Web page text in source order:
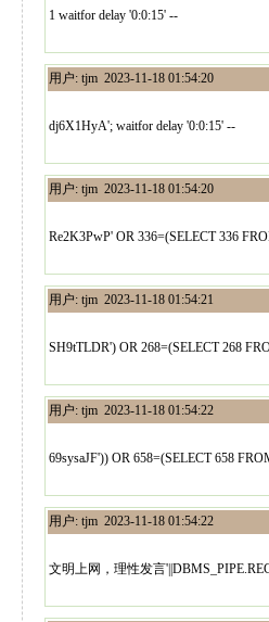
1 waitfor delay '0:0:15' --
用户: tjm 2023-11-18 01:54:20
dj6X1HyA'; waitfor delay '0:0:15' --
用户: tjm 2023-11-18 01:54:20
Re2K3PwP' OR 336=(SELECT 336
用户: tjm 2023-11-18 01:54:21
SH9tTLDR') OR 268=(SELECT 268
用户: tjm 2023-11-18 01:54:22
69sysaJF')) OR 658=(SELECT 658
用户: tjm 2023-11-18 01:54:22
文明上网，理性发言